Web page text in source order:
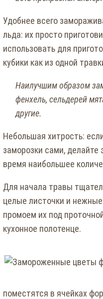
Удобнее всего
льда: их просто
использовать для
кубики как из одной
Наилучшим образом
фенхель, сельдерей
другие.
Небольшая хитрость:
заморозки сами, делайте
время наибольшее
Для начала травы
целые листочки и
промоем их под
кухонное полотенце.
поместятся в ячейках